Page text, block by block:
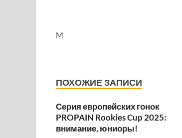
M
ПОХОЖИЕ ЗАПИСИ
Серия европейских гонок
PROPAIN Rookies Cup 2025:
внимание, юниоры!